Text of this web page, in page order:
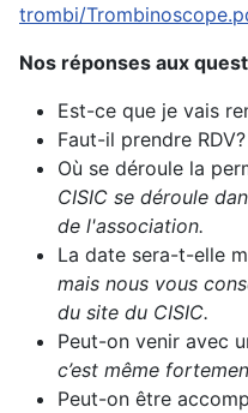
trombi/
Nos réponses aux
Est-ce que je vais
Faut-il prendre RDV?
Où se déroule la
CISIC se déroule
de l'association.
La date sera-t-elle
mais nous vous
du site du CISIC.
Peut-on venir avec
c’est même
Peut-on être